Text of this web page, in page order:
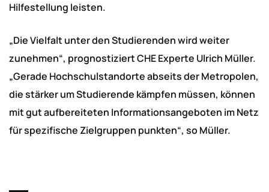
Hilfestellung leisten.
„Die Vielfalt unter den Studierenden wird weiter
zunehmen“, prognostiziert CHE Experte Ulrich Müller.
„Gerade Hochschulstandorte abseits der Metropolen,
die stärker um Studierende kämpfen müssen, können
mit gut aufbereiteten Informationsangeboten im Netz
für spezifische Zielgruppen punkten“, so Müller.